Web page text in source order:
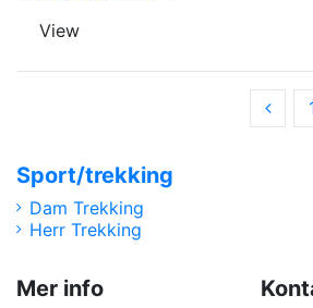
View
Sport/trekking
Dam Trekking
Herr Trekking
Mer info